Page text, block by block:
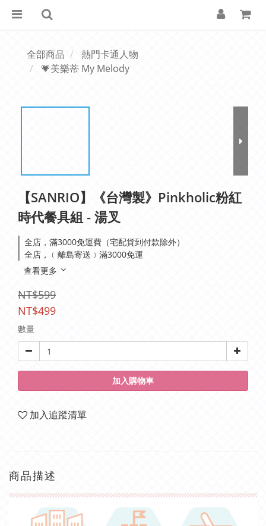
全部商品
熱門卡通人物
💗美樂蒂 My Melody
【SANRIO】《台灣製》Pinkholic粉紅
時代餐具組 - 湯叉
全店，滿3000免運費（宅配貨到付款除外）
全店，﹝離島寄送﹞滿3000免運
查看更多
NT$599
NT$499
數量
加入購物車
加入追蹤清單
商品描述